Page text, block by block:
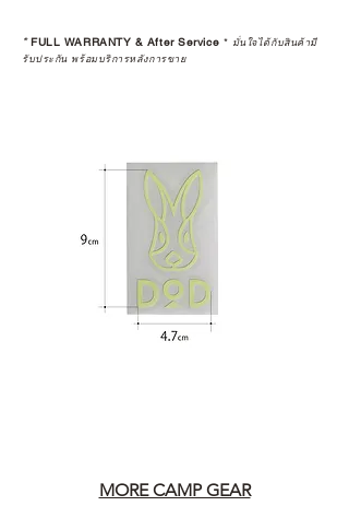
*FULL WARRANTY & After Service * มั่นใจได้กับสินค้ามี
รับประกัน พร้อมบริการหลังการขาย
MORE CAMP GEAR